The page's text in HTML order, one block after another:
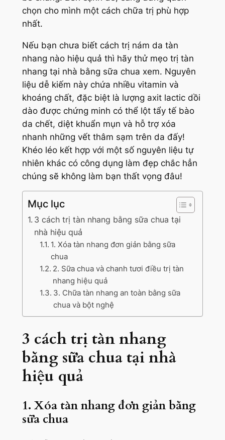
chọn cho mình một cách chữa trị phù hợp
nhất.
Nếu bạn chưa biết cách trị nám da tàn
nhang nào hiệu quả thì hãy thử mẹo trị tàn
nhang tại nhà bằng sữa chua xem. Nguyên
liệu dễ kiếm này chứa nhiều vitamin và
khoáng chất, đặc biệt là lượng axit lactic dồi
dào được chứng minh có thể lột tẩy tế bào
da chết, diệt khuẩn mụn và hỗ trợ xóa
nhanh những vết thâm sạm trên da đấy!
Khéo léo kết hợp với một số nguyên liệu tự
nhiên khác có công dụng làm đẹp chắc hẳn
chúng sẽ không làm bạn thất vọng đâu!
Mục lục
3 cách trị tàn nhang bằng sữa chua tại
nhà hiệu quả
1. Xóa tàn nhang đơn giản bằng sữa
chua
2. Sữa chua và chanh tươi điều trị tàn
nhang hiệu quả
3. Chữa tàn nhang an toàn bằng sữa
chua và bột nghệ
3 cách trị tàn nhang
bằng sữa chuatại nhà
hiệu quả
1. Xóa tàn nhang đơn giản bằng
sữa chua